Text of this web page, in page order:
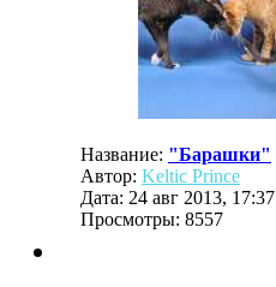
Название: "Барашки"
Автор: Keltic Prince
Дата: 24 авг 2013, 17:37
Просмотры: 8557